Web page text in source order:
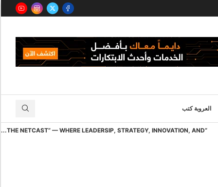
العروبة كتب
“THE NETCAST” — WHERE LEADERSIP, STRATEGY, INNOVATION, AND...